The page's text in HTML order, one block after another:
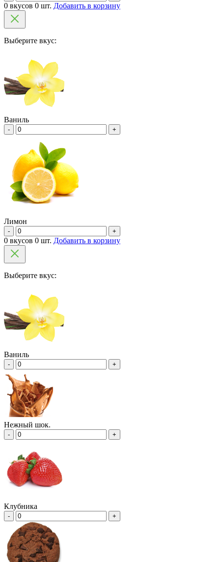
0 вкусов 0 шт. Добавить в корзину
Выберите вкус:
Ваниль
- +
Лимон
- +
0 вкусов 0 шт. Добавить в корзину
Выберите вкус:
Ваниль
- +
Нежный шок.
- +
Клубника
- +